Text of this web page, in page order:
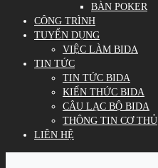
BÀN POKER
CÔNG TRÌNH
TUYỂN DỤNG
VIỆC LÀM BIDA
TIN TỨC
TIN TỨC BIDA
KIẾN THỨC BIDA
CÂU LẠC BỘ BIDA
THÔNG TIN CƠ THỦ
LIÊN HỆ